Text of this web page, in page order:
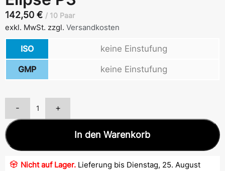
142,50 € 10 Paar
exkl. MwSt. zzgl. Versandkosten
ISO keine Einstufung
GMP keine Einstufung
- +
In den Warenkorb
Nicht auf Lager. Lieferung bis Dienstag, 25. August